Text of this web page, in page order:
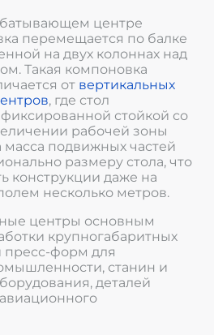
центре
перемещается по балке
на двух колоннах над
Такая компоновка
от вертикальных
, где стол
стойкой со
рабочей зоны
масса подвижных частей
размеру стола, что
конструкции даже на
несколько метров.
центры основным
крупногабаритных
пресс-форм для
станин и
деталей